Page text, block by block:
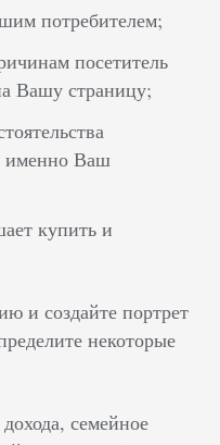
потребителем;
посетитель
Вашу страницу;
именно Ваш
купить и
и создайте портрет
некоторые
семейное